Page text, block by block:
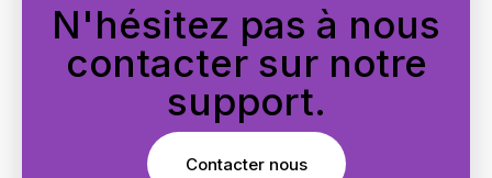
N'hésitez pas à nous
contacter sur notre
support.
Contacter nous